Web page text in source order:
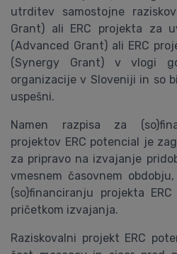
utrditev samostojne
Grant) ali ERC projekta za
(Advanced Grant) ali ERC
(Synergy Grant) v vlogi
organizacije v Sloveniji in so
uspešni.
Namen razpisa za
projektov ERC potencial je
za pripravo na izvajanje
vmesnem časovnem
(so)financiranju projekta
pričetkom izvajanja.
Raziskovalni projekt ERC